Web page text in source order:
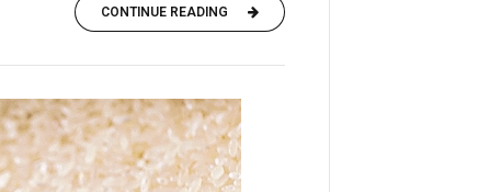
CONTINUE READING